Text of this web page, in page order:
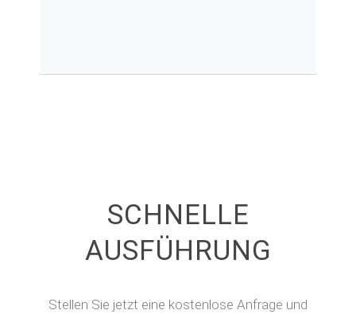
SCHNELLE
AUSFÜHRUNG
Stellen Sie jetzt eine kostenlose Anfrage und